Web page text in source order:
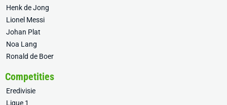
Henk de Jong
Lionel Messi
Johan Plat
Noa Lang
Ronald de Boer
Competities
Eredivisie
Ligue 1